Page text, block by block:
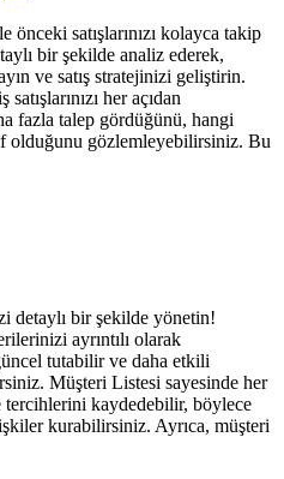
önceki satışlarınızı kolayca takip
bir şekilde analiz ederek,
ve satış stratejinizi geliştirin.
her açıdan
fazla talep gördüğünü, hangi
olduğunu gözlemleyebilirsiniz. Bu
detaylı bir şekilde yönetin!
ayrıntılı olarak
tutabilir ve daha etkili
Müşteri Listesi sayesinde her
tercihlerini kaydedebilir, böylece
kurabilirsiniz. Ayrıca, müşteri